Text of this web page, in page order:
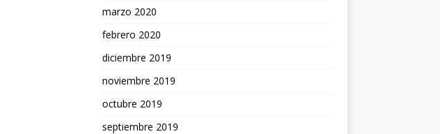
marzo 2020
febrero 2020
diciembre 2019
noviembre 2019
octubre 2019
septiembre 2019